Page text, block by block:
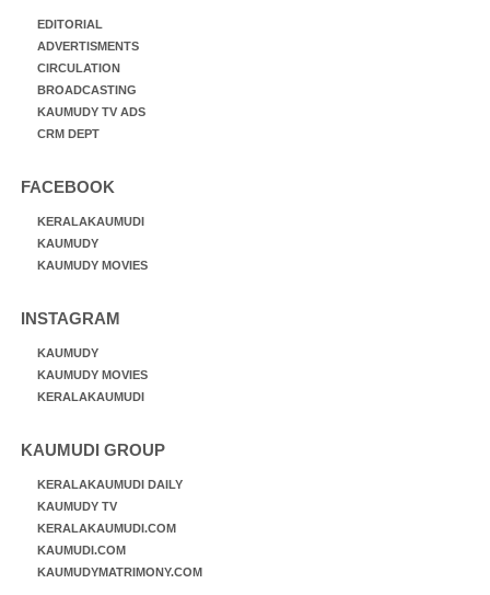
EDITORIAL
ADVERTISMENTS
CIRCULATION
BROADCASTING
KAUMUDY TV ADS
CRM DEPT
FACEBOOK
KERALAKAUMUDI
KAUMUDY
KAUMUDY MOVIES
INSTAGRAM
KAUMUDY
KAUMUDY MOVIES
KERALAKAUMUDI
KAUMUDI GROUP
KERALAKAUMUDI DAILY
KAUMUDY TV
KERALAKAUMUDI.COM
KAUMUDI.COM
KAUMUDYMATRIMONY.COM